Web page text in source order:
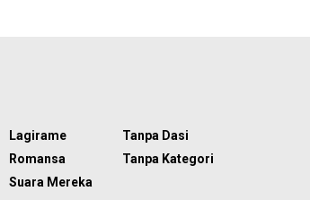
Lagirame
Romansa
Suara Mereka
Tanpa Dasi
Tanpa Kategori